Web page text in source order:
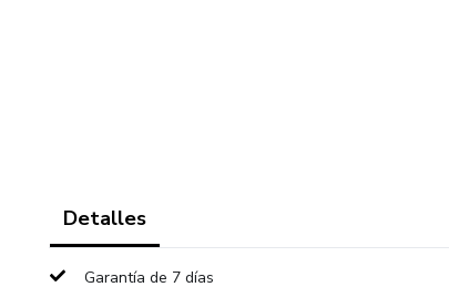
Detalles
Garantía de 7 días